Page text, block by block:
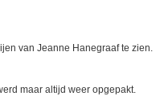
van Jeanne Hanegraaf te zien.
maar altijd weer opgepakt.